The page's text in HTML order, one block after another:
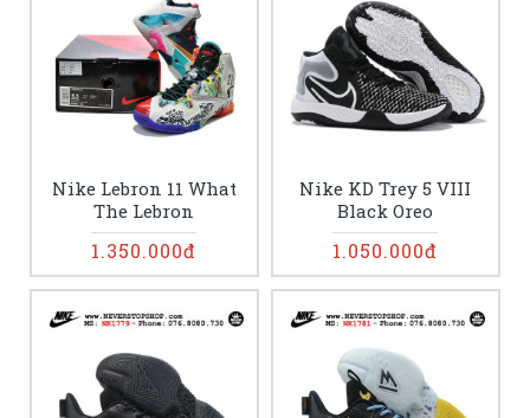
Nike Lebron 11 What
The Lebron
1.350.000đ
Nike KD Trey 5 VIII
Black Oreo
1.050.000đ